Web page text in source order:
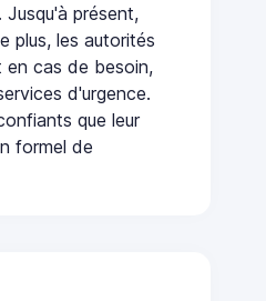
présent,
plus, les autorités
en cas de besoin,
d'urgence.
que leur
formel de